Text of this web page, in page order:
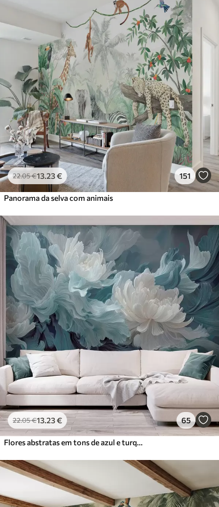
22.05€13 .23€ 151
Panorama da selva com animais
22.05€13 .23€ 65